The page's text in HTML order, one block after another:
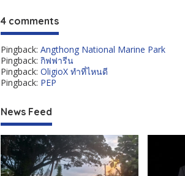
4 comments
Pingback: Angthong National Marine Park
Pingback: กิฟฟารีน
Pingback: OligioX ทำที่ไหนดี
Pingback: PEP
News Feed